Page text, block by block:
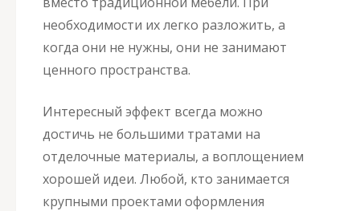
необходимости их легко разложить, а
когда они не нужны, они не занимают
ценного пространства.
Интересный эффект всегда можно
достичь не большими тратами на
отделочные материалы, а воплощением
хорошей идеи. Любой, кто занимается
крупными проектами оформления